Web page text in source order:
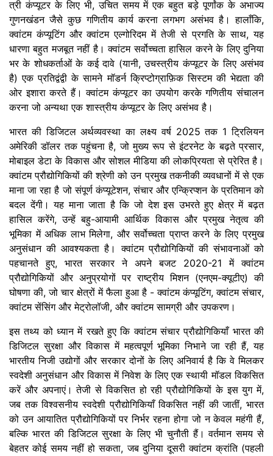
त्री कंप्यूटर के लिए भी, उचित समय में एक बहुत बड़े पूर्णांक के अभाज्य
गुणनखंडन जैसे कुछ गणितीय कार्य करना लगभग असंभव है। हालाँकि,
क्वांटम कंप्यूटिंग और क्वांटम एल्गोरिदम में तेजी से प्रगति के साथ, यह
धारणा बहुत मजबूत नहीं है। क्वांटम सर्वोच्चता हासिल करने के लिए दुनिया
भर के शोधकर्ताओं के कई दावे (यानी, उचस्त्रीय कंप्यूटर के लिए असंभव
है) एक प्रतिद्वंद्वी के सामने मॉडर्न क्रिप्टोग्राफ़िक सिस्टम की भेद्यता की
ओर इशारा करते हैं। क्वांटम कंप्यूटर का उपयोग करके गणितीय संचालन
करना जो अन्यथा एक शास्त्रीय कंप्यूटर के लिए असंभव है।
भारत की डिजिटल अर्थव्यवस्था का लक्ष्य वर्ष 2025 तक 1 ट्रिलियन
अमेरिकी डॉलर तक पहुंचना है, जो मुख्य रूप से इंटरनेट के बढ़ते प्रसार,
मोबाइल डेटा के विकास और सोशल मीडिया की लोकप्रियता से प्रेरित है।
क्वांटम प्रौद्योगिकियों की श्रेणी को उन प्रमुख तकनीकी व्यवधानों में से एक
माना जा रहा है जो संपूर्ण कंप्यूटेशन, संचार और एन्क्रिप्शन के प्रतिमान को
बदल देंगी। यह माना जाता है कि जो देश इस उभरते हुए क्षेत्र में बढ़त
हासिल करेंगे, उन्हें बहु-आयामी आर्थिक विकास और प्रमुख नेतृत्व की
भूमिका में अधिक लाभ मिलेगा, और सर्वोच्चता प्राप्त करने के लिए प्रमुख
अनुसंधान की आवश्यकता है। क्वांटम प्रौद्योगिकियों की संभावनाओं को
पहचानते हुए, भारत सरकार ने अपने बजट 2020-21 में क्वांटम
प्रौद्योगिकियों और अनुप्रयोगों पर राष्ट्रीय मिशन (एनएम-क्यूटीए) की
घोषणा की, जो चार क्षेत्रों में फैला हुआ है - क्वांटम कंप्यूटिंग, क्वांटम संचार,
क्वांटम सेंसिंग और मेट्रोलॉजी, और क्वांटम सामग्री और उपकरण।
इस तथ्य को ध्यान में रखते हुए कि क्वांटम संचार प्रौद्योगिकियाँ भारत की
डिजिटल सुरक्षा और विकास में महत्वपूर्ण भूमिका निभाने जा रही हैं, यह
भारतीय निजी उद्योगों और सरकार दोनों के लिए अनिवार्य है कि वे मिलकर
स्वदेशी अनुसंधान और विकास में निवेश के लिए एक स्थायी मॉडल विकसित
करें और अपनाएं। तेजी से विकसित हो रही प्रौद्योगिकियों के इस युग में,
जब तक विश्वसनीय स्वदेशी प्रौद्योगिकियाँ विकसित नहीं की जातीं, भारत
को उन आयातित प्रौद्योगिकियों पर निर्भर रहना होगा जो न केवल महंगी हैं,
बल्कि भारत की डिजिटल सुरक्षा के लिए भी चुनौती हैं। वर्तमान समय से
बेहतर कोई समय नहीं हो सकता, जब दुनिया दूसरी क्वांटम क्रांति (पहली